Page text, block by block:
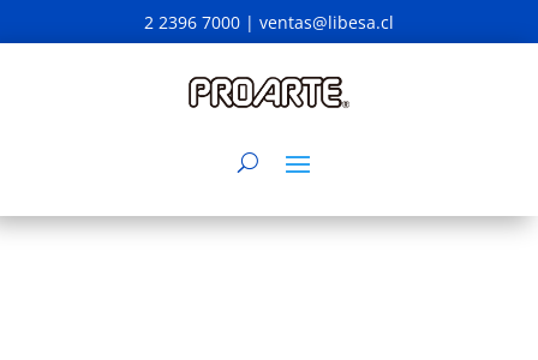
2 2396 7000 | ventas@libesa.cl